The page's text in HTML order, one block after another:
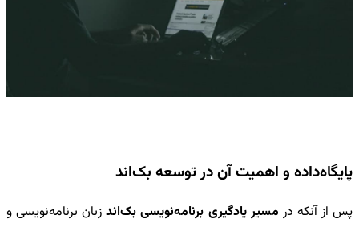
پایگاه‌داده و اهمیت آن در توسعه بک‌اند
پس از آنکه در مسیر یادگیری برنامه‌نویسی بک‌اندزبان برنامه‌نویسی و